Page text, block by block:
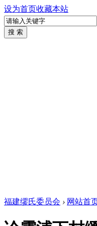
设为首页收藏本站
福建缪氏委员会 › 网站首